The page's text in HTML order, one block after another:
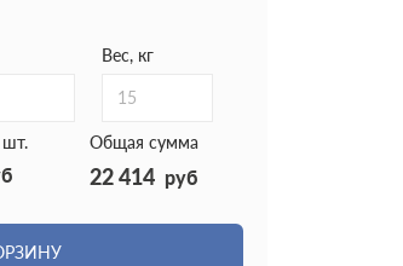
Вес, кг
15
шт. Общая сумма
22 414 руб